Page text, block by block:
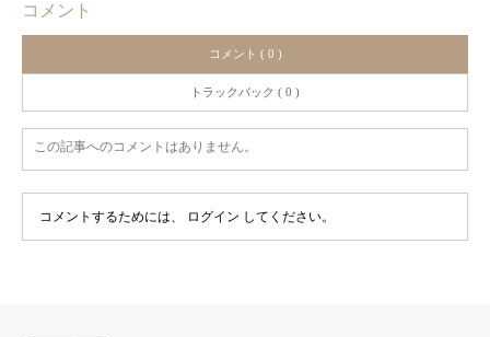
コメント
コメント ( 0 )
トラックバック ( 0 )
この記事へのコメントはありません。
コメントするためには、 ログイン してください。